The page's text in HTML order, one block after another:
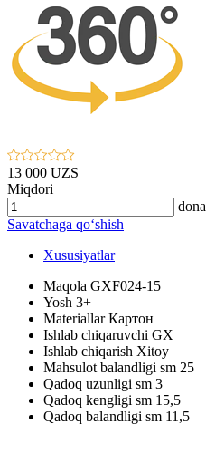
13 000 UZS
Miqdori
dona
Savatchaga qo‘shish
Xususiyatlar
Maqola GXF024-15
Yosh 3+
MateriallarКартон
Ishlab chiqaruvchi GX
Ishlab chiqarish Xitoy
Mahsulot balandligi sm 25
Qadoq uzunligi sm 3
Qadoq kengligi sm 15,5
Qadoq balandligi sm 11,5